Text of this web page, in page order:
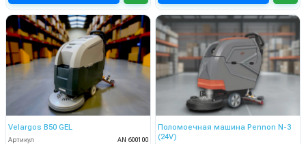
Velargos B50 GEL
Артикул
AN 600100
Поломоечная машина Pennon N-3
(24V)